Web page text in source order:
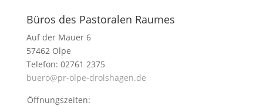
Büros des Pastoralen Raumes
Auf der Mauer 6
57462 Olpe
Telefon: 02761 2375
buero@pr-olpe-drolshagen.de
Öffnungszeiten: